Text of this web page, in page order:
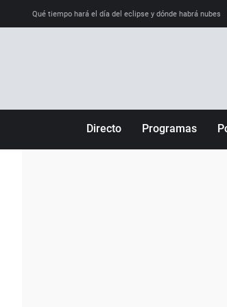
Qué tiempo hará el día del eclipse y dónde habrá nubes
Directo Programas